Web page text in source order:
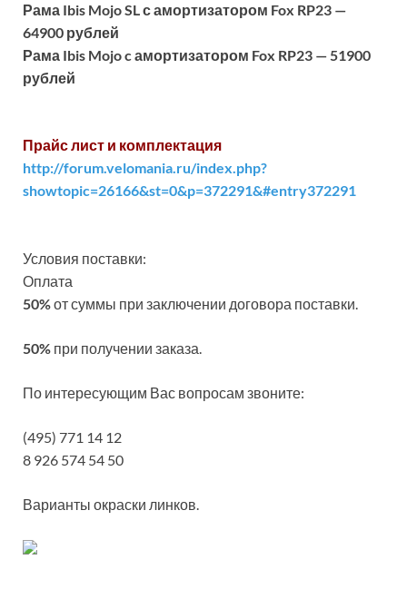
Рама Ibis Mojo SL с амортизатором Fox RP23 —
64900 рублей
Рама Ibis Mojo c амортизатором Fox RP23 — 51900
рублей
Прайс лист и комплектация
http://forum.velomania.ru/index.php?
showtopic=26166&st=0&p=372291&#entry372291
Условия поставки:
Оплата
50%от суммы при заключении договора поставки.
50% при получении заказа.
По интересующим Вас вопросам звоните:
(495) 771 14 12
8 926 574 54 50
Варианты окраски линков.